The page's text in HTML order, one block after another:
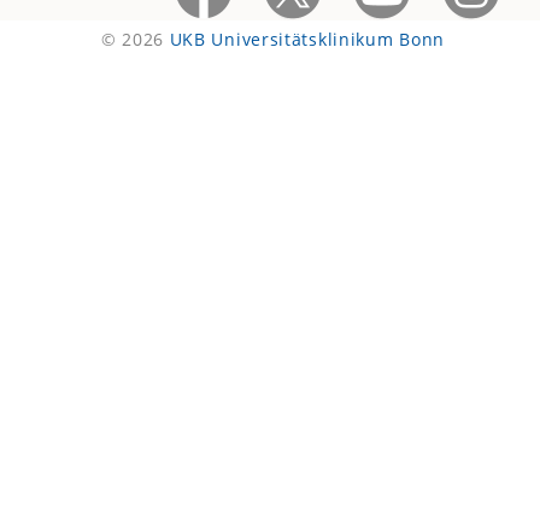
© 2026 UKB Universitätsklinikum Bonn